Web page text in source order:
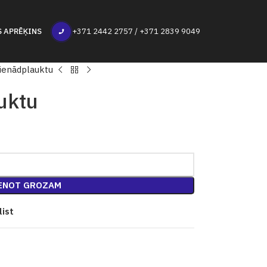
+371 2442 2757 / +371 2839 9049
GROZAM